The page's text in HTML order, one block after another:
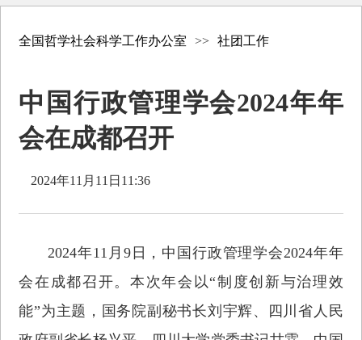
全国哲学社会科学工作办公室 >> 社团工作
中国行政管理学会2024年年
会在成都召开
2024年11月11日11:36
2024年11月9日，中国行政管理学会2024年年
会在成都召开。本次年会以“制度创新与治理效
能”为主题，国务院副秘书长刘宇辉、四川省人民